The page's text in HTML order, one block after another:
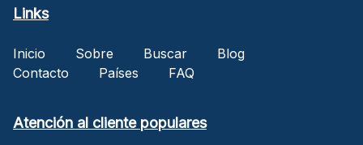
Links
Inicio Sobre Buscar
Blog
Contacto
Países FAQ
Atención al cliente populares